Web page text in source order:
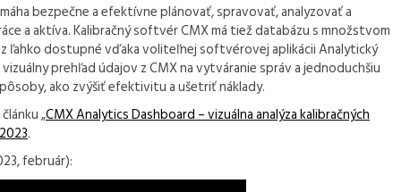
bezpečne a efektívne plánovať, spravovať, analyzovať a
a aktíva. Kalibračný softvér CMX má tiež databázu s množstvom
ľahko dostupné vďaka voliteľnej softvérovej aplikácii Analytický
prehľad údajov z CMX na vytváranie správ a jednoduchšiu
ako zvýšiť efektivitu a ušetriť náklady.
„CMX Analytics Dashboard – vizuálna analýza kalibračných
.
február):